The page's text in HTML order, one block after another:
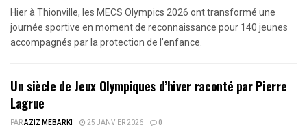
Hier à Thionville, les MECS Olympics 2026 ont transformé une
journée sportive en moment de reconnaissance pour 140 jeunes
accompagnés par la protection de l’enfance.
Un siècle de Jeux Olympiques d’hiver raconté par Pierre
Lagrue
PARAZIZ MEBARKI 25 JANVIER 2026 0